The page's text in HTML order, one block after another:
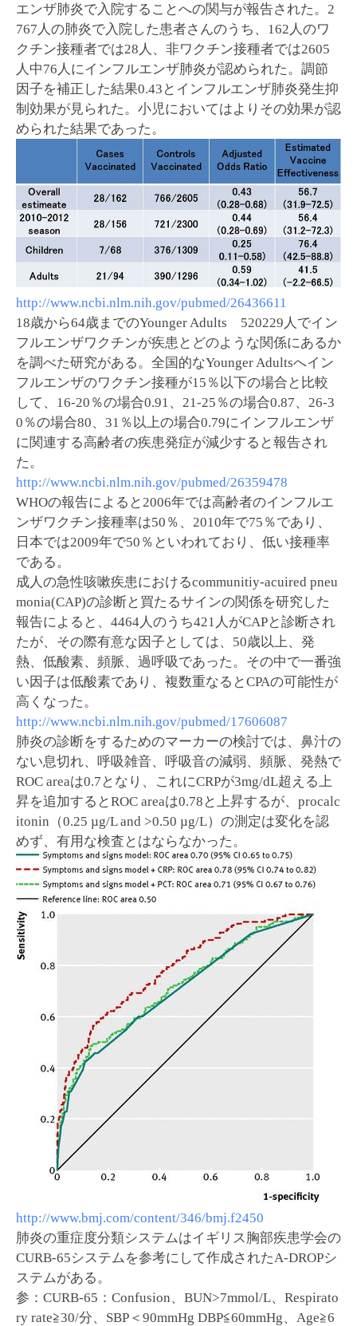
エンザ肺炎で入院することへの関与が報告された。2
767人の肺炎で入院した患者さんのうち、162人のワ
クチン接種者では28人、非ワクチン接種者では2605
人中76人にインフルエンザ肺炎が認められた。調節
因子を補正した結果0.43とインフルエンザ肺炎発生抑
制効果が見られた。小児においてはよりその効果が認
められた結果であった。
http://www.ncbi.nlm.nih.gov/pubmed/26436611
18歳から64歳までのYounger Adults 520229人でイン
フルエンザワクチンが疾患とどのような関係にあるか
を調べた研究がある。全国的なYounger Adultsへイン
フルエンザのワクチン接種が15％以下の場合と比較
して、16-20％の場合0.91、21-25％の場合0.87、26-3
0％の場合80、31％以上の場合0.79にインフルエンザ
に関連する高齢者の疾患発症が減少すると報告され
た。
http://www.ncbi.nlm.nih.gov/pubmed/26359478
WHOの報告によると2006年では高齢者のインフルエ
ンザワクチン接種率は50％、2010年で75％であり、
日本では2009年で50％といわれており、低い接種率
である。
成人の急性咳嗽疾患におけるcommunitiy-acuired pneu
monia(CAP)の診断と買たるサインの関係を研究した
報告によると、4464人のうち421人がCAPと診断され
たが、その際有意な因子としては、50歳以上、発
熱、低酸素、頻脈、過呼吸であった。その中で一番強
い因子は低酸素であり、複数重なるとCPAの可能性が
高くなった。
http://www.ncbi.nlm.nih.gov/pubmed/17606087
肺炎の診断をするためのマーカーの検討では、鼻汁の
ない息切れ、呼吸雑音、呼吸音の減弱、頻脈、発熱で
ROC areaは0.7となり、これにCRPが3mg/dL超える上
昇を追加するとROC areaは0.78と上昇するが、procalc
itonin（0.25 µg/L and >0.50 µg/L）の測定は変化を認
めず、有用な検査とはならなかった。
http://www.bmj.com/content/346/bmj.f2450
肺炎の重症度分類システムはイギリス胸部疾患学会の
CURB-65システムを参考にして作成されたA-DROPシ
ステムがある。
参：CURB-65：Confusion、BUN>7mmol/L、Respirato
ry rate≧30/分、SBP＜90mmHg DBP≦60mmHg、Age≧6